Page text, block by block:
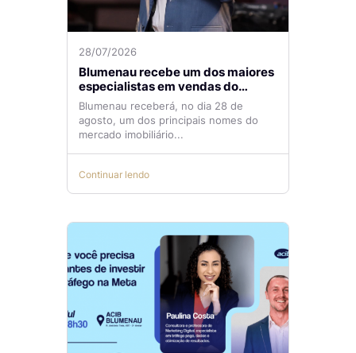
28/07/2026
Blumenau recebe um dos maiores
especialistas em vendas do
mercado imobiliário
Blumenau receberá, no dia 28 de
agosto, um dos principais nomes do
mercado imobiliário...
Continuar lendo